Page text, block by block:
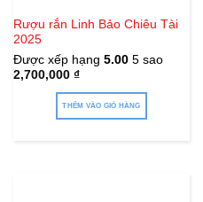
Rượu rắn Linh Bảo Chiêu Tài
2025
Được xếp hạng 5.005 sao
2,700,000 ₫
THÊM VÀO GIỎ HÀNG